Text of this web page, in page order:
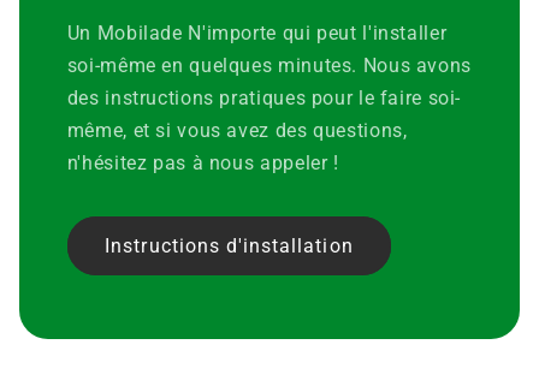
Un Mobilade N'importe qui peut l'installer
soi-même en quelques minutes. Nous avons
des instructions pratiques pour le faire soi-
même, et si vous avez des questions,
n'hésitez pas à nous appeler !
Instructions d'installation